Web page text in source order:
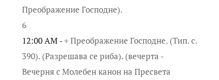
Преображение Господне).
6
12:00 AM -+ Преображение Господне. (Тип. с.
390). (Разрешава се риба). (вечерта -
Вечерня с Молебен канон на Пресвета